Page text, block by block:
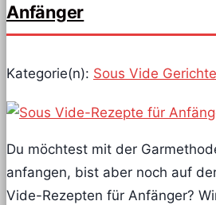
Anfänger
Kategorie(n): Sous Vide Gerichte
Du möchtest mit der
anfangen, bist aber noch auf
Vide-Rezepten für Anfänger?